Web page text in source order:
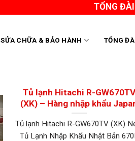
TỔNG
SỬA CHỮA & BẢO HÀNH TỔNG
Tủ lạnh Hitachi R-GW670TV
(XK) – Hàng nhập khẩu
Tủ lạnh Hitachi R-GW670TV (XK)
Tủ Lạnh Nhập Khẩu Nhật Bản